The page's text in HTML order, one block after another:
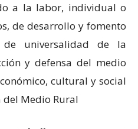
a la labor, individual o
de desarrollo y fomento
universalidad de la
y defensa del medio
cultural y social
del Medio Rural